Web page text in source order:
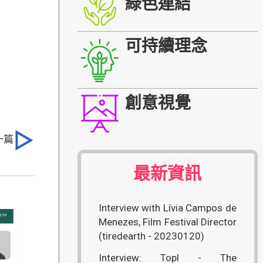
篇
綠色連結
可持續理念
創意視覺
最新資訊
Interview with Lívia Campos de
Menezes, Film Festival Director
(tiredearth - 20230120)
Interview: Topl - The